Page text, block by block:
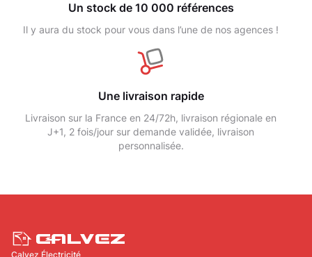
Un stock de 10 000 références
Il y aura du stock pour vous dans l’une de nos agences !
Une livraison rapide
Livraison sur la France en 24/72h, livraison régionale en
J+1, 2 fois/jour sur demande validée, livraison
personnalisée.
Calvez Électricité